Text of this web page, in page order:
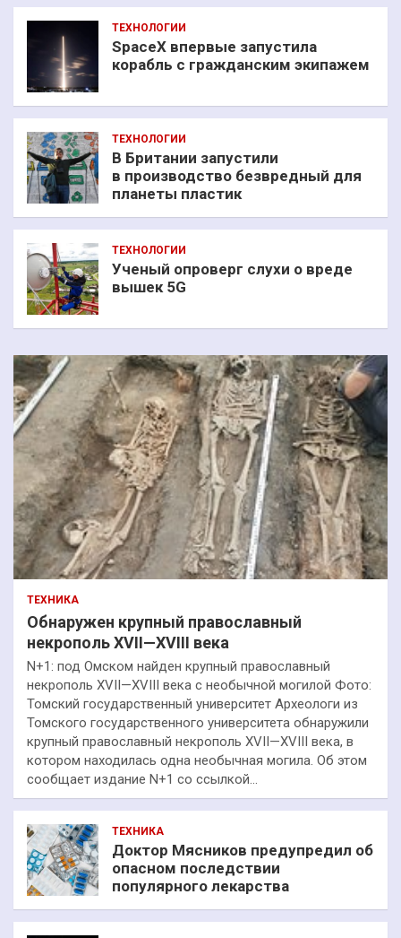
ТЕХНОЛОГИИ
SpaceX впервые запустила
корабль с гражданским экипажем
ТЕХНОЛОГИИ
В Британии запустили
в производство безвредный для
планеты пластик
ТЕХНОЛОГИИ
Ученый опроверг слухи о вреде
вышек 5G
ТЕХНИКА
Обнаружен крупный православный
некрополь XVII—XVIII века
N+1: под Омском найден крупный православный
некрополь XVII—XVIII века с необычной могилой Фото:
Томский государственный университет Археологи из
Томского государственного университета обнаружили
крупный православный некрополь XVII—XVIII века, в
котором находилась одна необычная могила. Об этом
сообщает издание N+1 со ссылкой…
ТЕХНИКА
Доктор Мясников предупредил об
опасном последствии
популярного лекарства